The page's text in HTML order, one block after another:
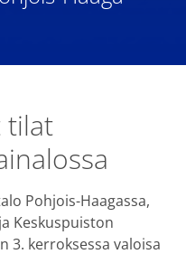
tilat
Pohjois-Haagassa,
Keskuspuiston
3. kerroksessa valoisa